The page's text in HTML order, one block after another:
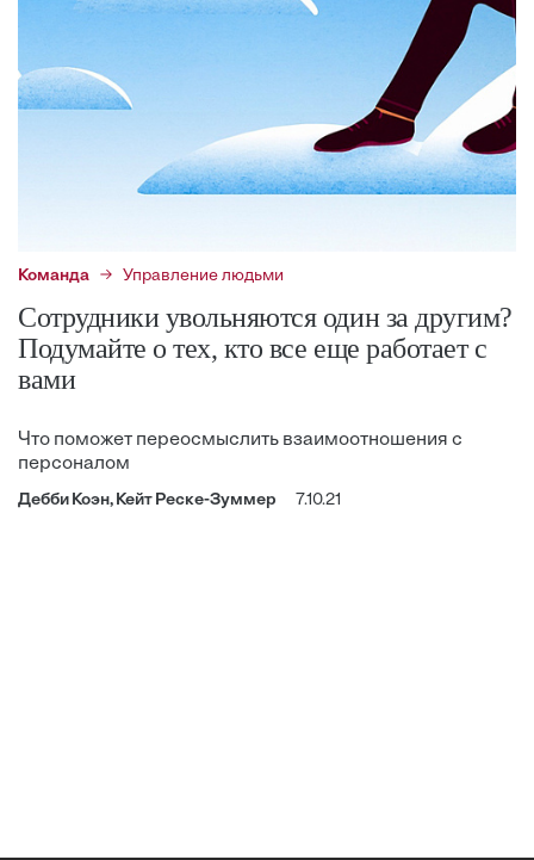
Команда Управление людьми
Сотрудники увольняются один за другим?
Подумайте о тех, кто все еще работает с
вами
Что поможет переосмыслить взаимоотношения с
персоналом
Дебби Коэн, Кейт Реске-Зуммер 7.10.21